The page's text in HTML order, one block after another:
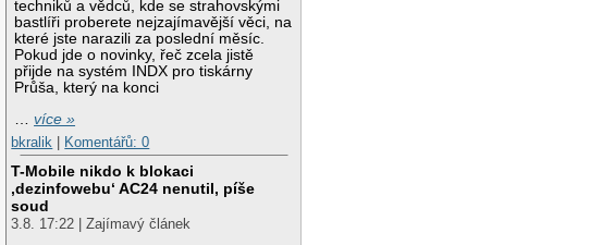
techniků a vědců, kde se strahovskými
bastlíři proberete nejzajímavější věci, na
které jste narazili za poslední měsíc.
Pokud jde o novinky, řeč zcela jistě
přijde na systém INDX pro tiskárny
Průša, který na konci
…více »
bkralik
Komentářů: 0
T-Mobile nikdo k blokaci
‚dezinfowebu‘ AC24 nenutil, píše
soud
3.8. 17:22 | Zajímavý článek